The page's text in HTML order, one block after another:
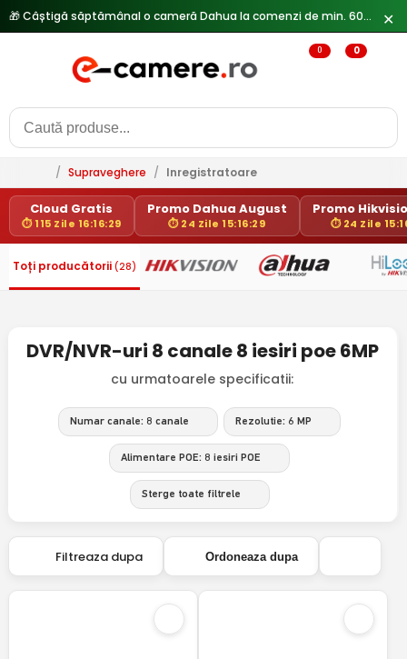
✕
0 0
/ Supraveghere / Inregistratoare
Cloud Gratis
⏱ 115 Zile 16:16:29
Promo Dahua August
⏱ 24 Zile 15:16:29
Promo
⏱ 24 Zile
Toți producătorii (28)
DVR/NVR-uri 8 canale 8 iesiri poe 6MP
cu urmatoarele specificatii:
Numar canale: 8 canale Rezolutie: 6 MP
Alimentare POE: 8 iesiri POE
Sterge toate filtrele
Filtreaza dupa Ordoneaza dupa